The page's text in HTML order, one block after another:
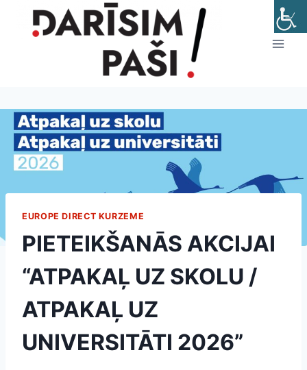
EUROPE DIRECT KURZEME
PIETEIKŠANĀS AKCIJAI
“ATPAKAĻ UZ SKOLU /
ATPAKAĻ UZ
UNIVERSITĀTI 2026”